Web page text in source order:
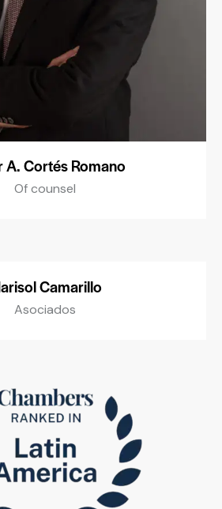
A. Cortés Romano
Of counsel
Camarillo
Asociados